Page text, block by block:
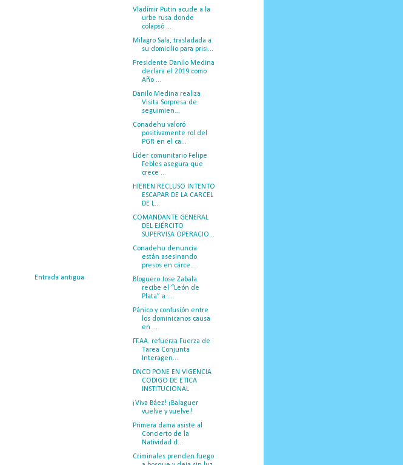
Entrada antigua
Vladímir Putin acude a la
urbe rusa donde
colapsó ...
Milagro Sala, trasladada a
su domicilio para prisi...
Presidente Danilo Medina
declara el 2019 como
Año ...
Danilo Medina realiza
Visita Sorpresa de
seguimien...
Conadehu valoró
positivamente rol del
PGR en el ca...
Líder comunitario Felipe
Febles asegura que
crece ...
HIEREN RECLUSO INTENTO
ESCAPAR DE LA CARCEL
DE L...
COMANDANTE GENERAL
DEL EJÉRCITO
SUPERVISA OPERACIO...
Conadehu denuncia
están asesinando
presos en cárce...
Bloguero Jose Zabala
recibe el “León de
Plata” a ...
Pánico y confusión entre
los dominicanos causa
en ...
FF.AA. refuerza Fuerza de
Tarea Conjunta
Interagen...
DNCD PONE EN VIGENCIA
CODIGO DE ETICA
INSTITUCIONAL
¡Viva Báez! ¡Balaguer
vuelve y vuelve!
Primera dama asiste al
Concierto de la
Natividad d...
Criminales prenden fuego